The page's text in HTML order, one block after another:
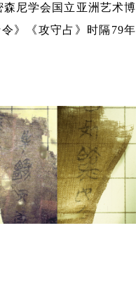
尼学会国立亚洲艺术博
》《攻守占》时隔79年